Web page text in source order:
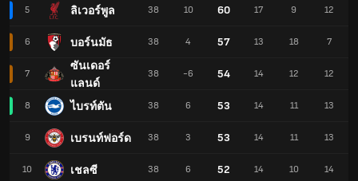
5 ลิเวอร์พูล
6 บอร์นมัธ
7
ซันเดอร์
แลนด์
8 ไบรท์ตัน
9 เบรนท์ฟอร์ด
10 เชลซี
38 10 60 17 9 12
38 4 57 13 18 7
38 -6 54 14 12 12
38 6 53 14 11 13
38 3 53 14 11 13
38 6 52 14 10 14